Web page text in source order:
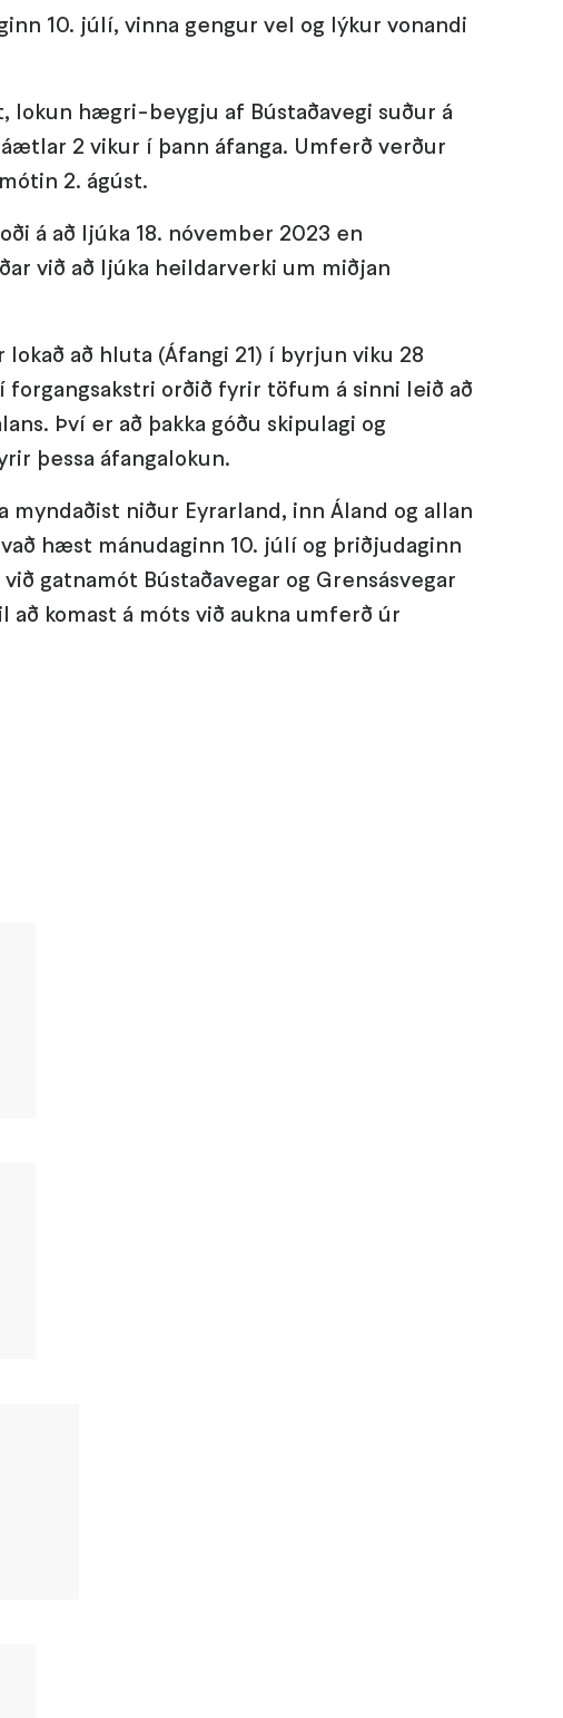
10. júlí, vinna gengur vel og lýkur vonandi
lokun hægri-beygju af Bústaðavegi suður á
2 vikur í þann áfanga. Umferð verður
2. ágúst.
á að ljúka 18. nóvember 2023 en
við að ljúka heildarverki um miðjan
að hluta (Áfangi 21) í byrjun viku 28
orðið fyrir töfum á sinni leið að
Því er að þakka góðu skipulagi og
þessa áfangalokun.
niður Eyrarland, inn Áland og allan
hæst mánudaginn 10. júlí og þriðjudaginn
gatnamót Bústaðavegar og Grensásvegar
komast á móts við aukna umferð úr